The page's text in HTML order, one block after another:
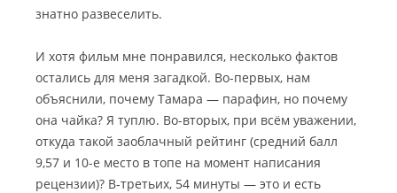
знатно развеселить.
И хотя фильм мне понравился, несколько фактов
остались для меня загадкой. Во-первых, нам
объяснили, почему Тамара — парафин, но почему
она чайка? Я туплю. Во-вторых, при всём уважении,
откуда такой заоблачный рейтинг (средний балл
9,57 и 10-е место в топе на момент написания
рецензии)? В-третьих, 54 минуты — это и есть